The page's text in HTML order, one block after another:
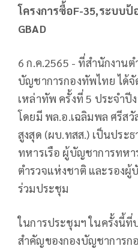
โครงการซื้อF-35,ระบบ
GBAD
6 ก.ค.2565 - ที่สำนักงาน
บัญชาการกองทัพไทย ได้
เหล่าทัพ ครั้งที่ 5 ประจำ
โดยมี พล.อ.เฉลิมพล ศรีส
สูงสุด (ผบ.ทสส.) เป็นประ
ทหารเรือ ผู้บัญชาการทห
ตำรวจแห่งชาติ และรองผู้
ร่วมประชุม
ในการประชุมฯ ในครั้งนี้
สำคัญของกองบัญชาการก